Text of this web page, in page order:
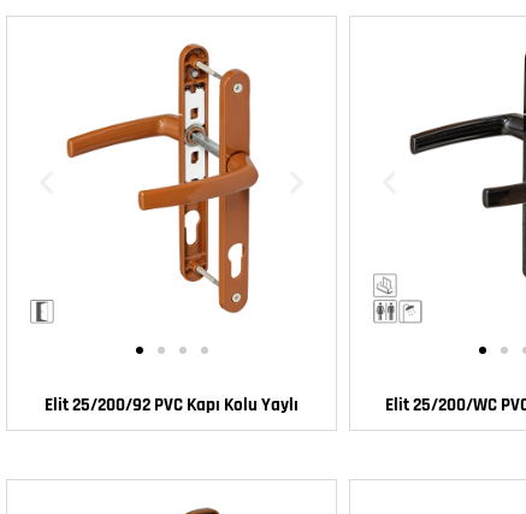
Elit 25/200/92 PVC Kapı Kolu Yaylı Elit 25/200/WC